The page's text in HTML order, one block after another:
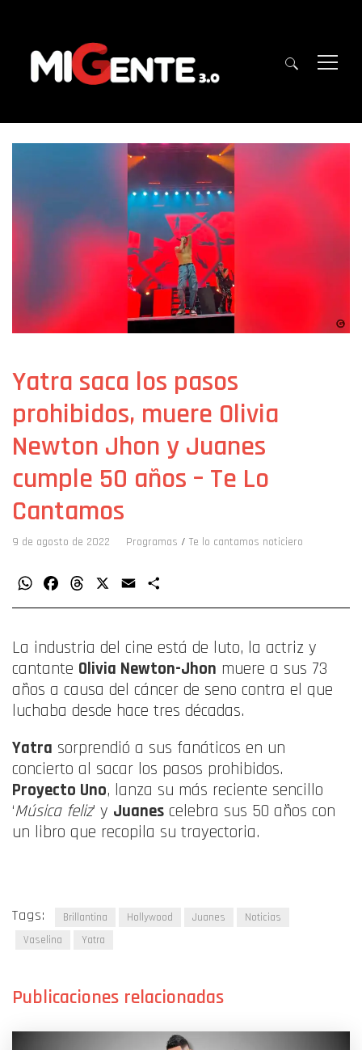
Yatra saca los pasos
prohibidos, muere Olivia
Newton Jhon y Juanes
cumple 50 años – Te Lo
Cantamos
9 de agosto de 2022 Programas / Te lo cantamos noticiero
WhatsAppFacebookThreads Email
La industria del cine está de luto, la actriz y
cantante Olivia Newton-Jhon muere a sus 73
años a causa del cáncer de seno contra el que
luchaba desde hace tres décadas.
Yatra sorprendió a sus fanáticos en un
concierto al sacar los pasos prohibidos.
Proyecto Uno, lanza su más reciente sencillo
‘Música feliz’ y Juanes celebra sus 50 años con
un libro que recopila su trayectoria.
Tags: Brillantina Hollywood Juanes
Noticias
Vaselina
Yatra